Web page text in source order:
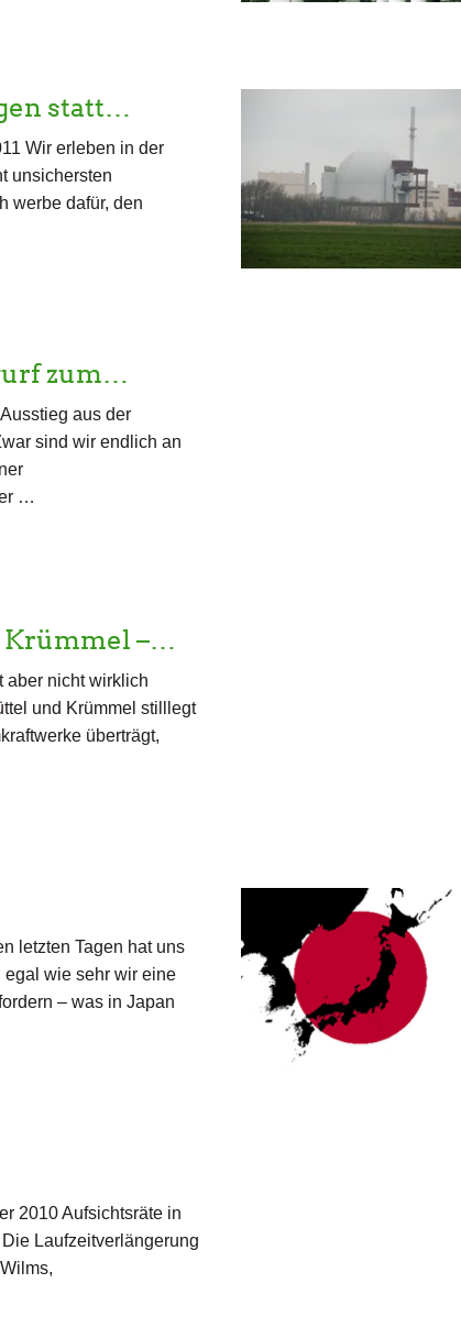
statt…
Wir erleben in der
unsichersten
werbe dafür, den
zum…
aus der
sind wir endlich an
…
Krümmel –…
aber nicht wirklich
und Krümmel stilllegt
überträgt,
letzten Tagen hat uns
egal wie sehr wir eine
– was in Japan
2010 Aufsichtsräte in
Laufzeitverlängerung